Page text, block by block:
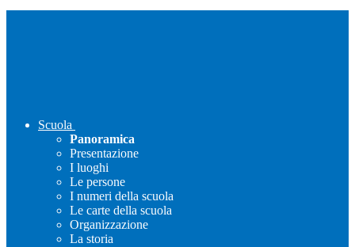
Scuola
Panoramica
Presentazione
I luoghi
Le persone
I numeri della scuola
Le carte della scuola
Organizzazione
La storia